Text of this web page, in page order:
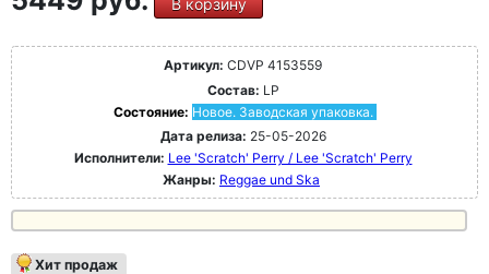
В корзину
Артикул: CDVP 4153559
Состав: LP
Состояние: Новое. Заводская упаковка.
Дата релиза: 25-05-2026
Исполнители: Lee 'Scratch' Perry / Lee 'Scratch' Perry
Жанры: Reggae und Ska
Хит продаж